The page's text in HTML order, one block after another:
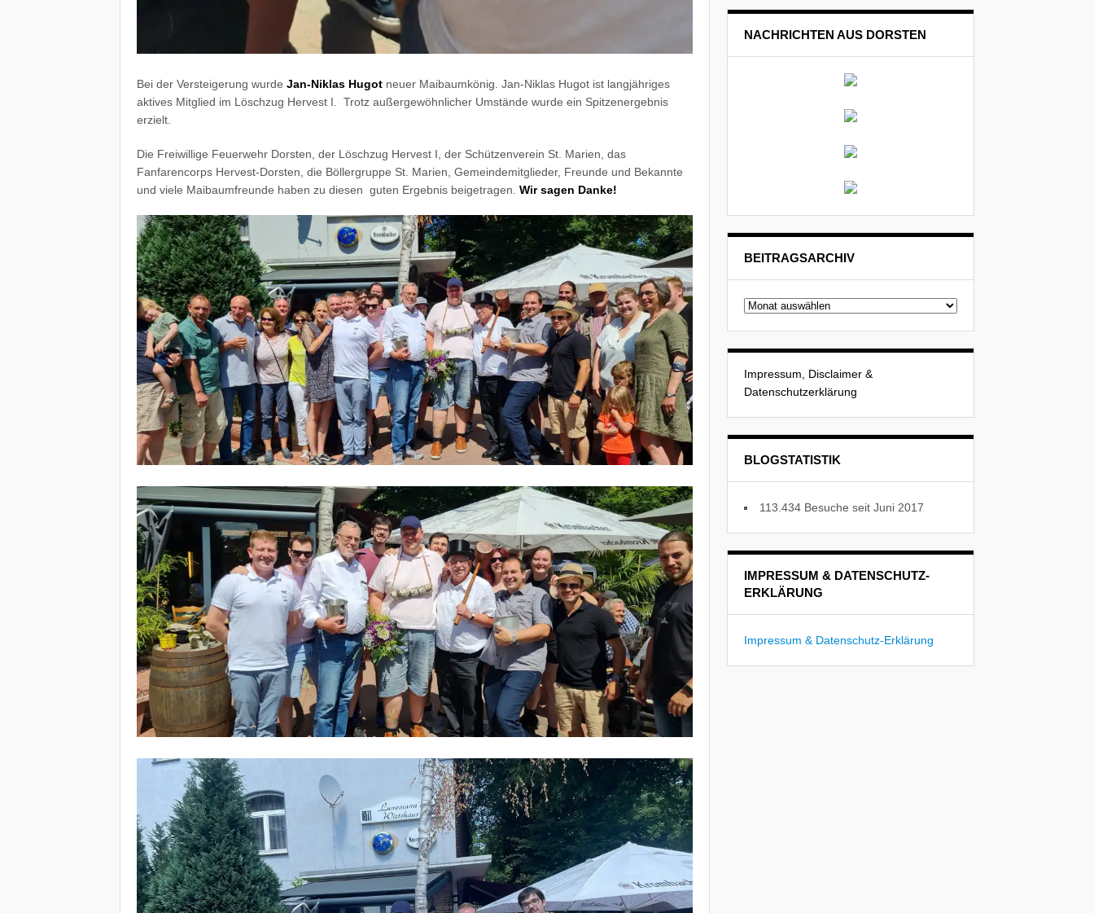
Bei der Versteigerung wurde Jan-Niklas Hugot neuer Maibaumkönig. Jan-Niklas Hugot ist langjähriges
aktives Mitglied im Löschzug Hervest I. Trotz außergewöhnlicher Umstände wurde ein Spitzenergebnis
erzielt.
Die Freiwillige Feuerwehr Dorsten, der Löschzug Hervest I, der Schützenverein St. Marien, das
Fanfarencorps Hervest-Dorsten, die Böllergruppe St. Marien, Gemeindemitglieder, Freunde und Bekannte
und viele Maibaumfreunde haben zu diesen guten Ergebnis beigetragen. Wir sagen Danke!
NACHRICHTEN AUS DORSTEN
BEITRAGSARCHIV
Beitragsarchiv
Impressum, Disclaimer &
Datenschutzerklärung
BLOGSTATISTIK
113.434 Besuche seit Juni 2017
IMPRESSUM & DATENSCHUTZ-
ERKLÄRUNG
Impressum & Datenschutz-Erklärung